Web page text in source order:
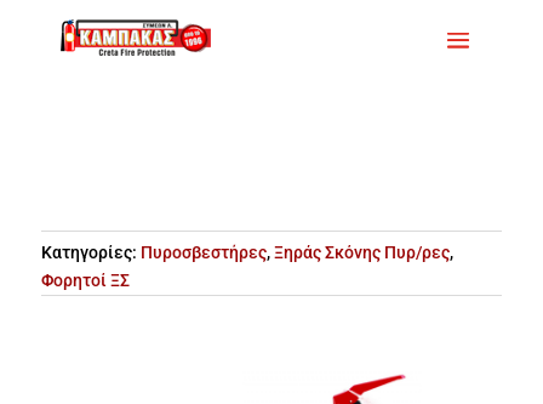
Κατηγορίες: Πυροσβεστήρες,Ξηράς Σκόνης Πυρ/ρες,
Φορητοί ΞΣ